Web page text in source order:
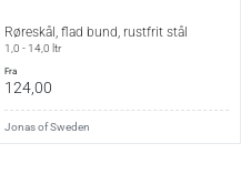
Røreskål, flad bund, rustfrit stål
1,0 - 14,0 ltr
fra
124,00
Jonas of Sweden